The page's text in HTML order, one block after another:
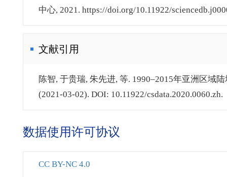
中心, 2021. https://doi.org/10.11922/
文献引用
陈智, 于贵瑞, 朱先进, 等. 1990–2015年亚洲区域
(2021-03-02). DOI: 10.11922/csdata.2020.0060.zh.
数据使用许可协议
CC BY-NC 4.0